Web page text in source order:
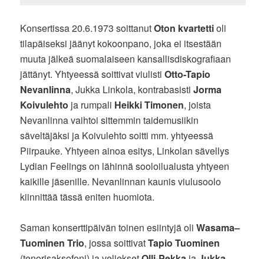
Konsertissa 20.6.1973 soittanutOton kvartettioli
tilapäiseksi jäänyt kokoonpano, joka ei itsestään
muuta jälkeä suomalaiseen kansallisdiskografiaan
jättänyt. Yhtyeessä soittivat viulistiOtto-Tapio
Nevanlinna, Jukka Linkola, kontrabasistiJorma
Koivulehto ja rumpali Heikki Timonen, joista
Nevanlinna vaihtoi sittemmin taidemusiikin
säveltäjäksi ja Koivulehto soitti mm. yhtyeessä
Piirpauke. Yhtyeen ainoa esitys, Linkolan sävellys
Lydian Feelings on lähinnä sooloilualusta yhtyeen
kaikille jäsenille. Nevanlinnan kaunis viulusoolo
kiinnittää tässä eniten huomiota.
Saman konserttipäivän toinen esiintyjä oliWasama–
Tuominen Trio, jossa soittivatTapio Tuominen